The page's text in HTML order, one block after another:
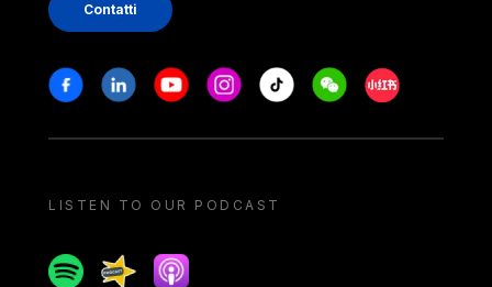
Contatti
Stay in touch
FacebookLinkedinYoutubeInstagram
Tiktok WeechatXiaohongshu/
LISTEN TO OUR PODCAST
SpotifySpreakerApple podcast